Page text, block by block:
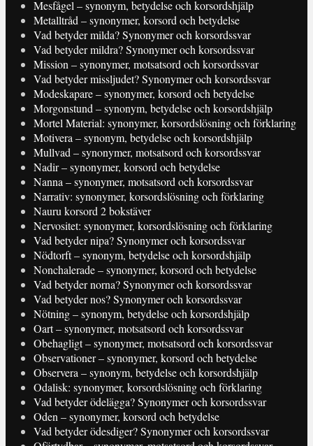
Mesfågel – synonym, betydelse och korsordshjälp
Metalltråd – synonymer, korsord och betydelse
Vad betyder milda? Synonymer och korsordssvar
Vad betyder mildra? Synonymer och korsordssvar
Mission – synonymer, motsatsord och korsordssvar
Vad betyder missljudet? Synonymer och korsordssvar
Modeskapare – synonymer, korsord och betydelse
Morgonstund – synonym, betydelse och korsordshjälp
Mortel Material: synonymer, korsordslösning och förklaring
Motivera – synonym, betydelse och korsordshjälp
Mullvad – synonymer, motsatsord och korsordssvar
Nadir – synonymer, korsord och betydelse
Nanna – synonymer, motsatsord och korsordssvar
Narrativ: synonymer, korsordslösning och förklaring
Nauru korsord 2 bokstäver
Nervositet: synonymer, korsordslösning och förklaring
Vad betyder nipa? Synonymer och korsordssvar
Nödtorft – synonym, betydelse och korsordshjälp
Nonchalerade – synonymer, korsord och betydelse
Vad betyder norna? Synonymer och korsordssvar
Vad betyder nos? Synonymer och korsordssvar
Nötning – synonym, betydelse och korsordshjälp
Oart – synonymer, motsatsord och korsordssvar
Obehagligt – synonymer, motsatsord och korsordssvar
Observationer – synonymer, korsord och betydelse
Observera – synonym, betydelse och korsordshjälp
Odalisk: synonymer, korsordslösning och förklaring
Vad betyder ödelägga? Synonymer och korsordssvar
Oden – synonymer, korsord och betydelse
Vad betyder ödesdiger? Synonymer och korsordssvar